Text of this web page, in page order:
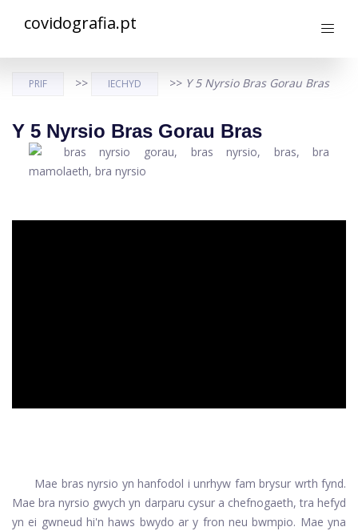
covidografia.pt
PRIF >> IECHYD >> Y 5 Nyrsio Bras Gorau Bras
Y 5 Nyrsio Bras Gorau Bras
Mae bras nyrsio yn hanfodol i unrhyw fam brysur wrth fynd.
Mae bra nyrsio gwych yn darparu cysur a chefnogaeth, tra hefyd
yn ei gwneud hi'n haws bwydo ar y fron neu bwmpio. Mae yna